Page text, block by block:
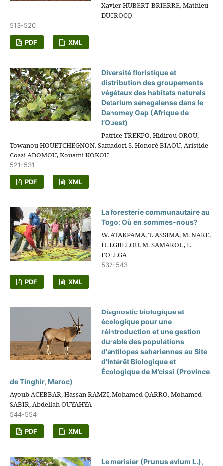
Xavier HUBERT-BRIERRE, Mathieu
DUCROCQ
513-520
PDF XML
Diversité floristique et
distribution des groupements
végétaux des habitats naturels
Detarium senegalense dans le
Dahomey Gap (Afrique de
l’Ouest)
Patrice TREKPO, Hidirou OROU,
Towanou HOUETCHEGNON, Samadori S. Honoré BIAOU, Aristide
Cossi ADOMOU, Kouami KOKOU
521-531
PDF XML
La foresterie communautaire au
Togo: Où en sommes-nous?
W. ATAKPAMA, T. ASSIMA, M. NARE,
H. EGBELOU, M. SAMAROU, F.
FOLEGA
532-543
PDF XML
Diagnostic biologique et
écologique pour une
réintroduction et une gestion
durable des populations
d'antilopes sahariennes au Site
d'Intérêt Biologique et
Écologique de M’cissi (Province
de Tinghir, Maroc)
Ayoub ACEBBAR, Hassan RAMZI, Mohamed QARRO, Mohamed
SABIR, Abdellah OUYAHYA
544-554
PDF XML
Le merisier (Prunus avium L.),